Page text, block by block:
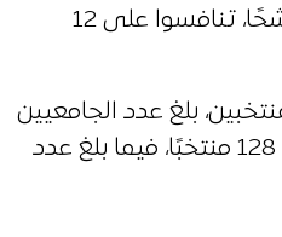
54 قائمة، تضم 432 مترشحًا، تنافسوا على 12
بلغ عدد الجامعيين
312 منتخبًا، وعدد الشباب 128 منتخبًا، فيما بلغ عدد